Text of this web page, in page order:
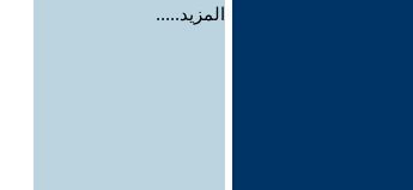
المزيد.....